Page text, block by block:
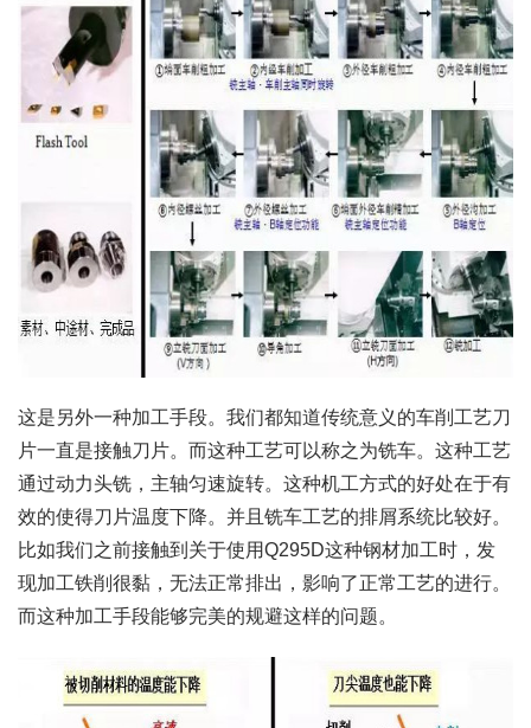
这是另外一种加工手段。我们都知道传统意义的车削工艺刀
片一直是接触刀片。而这种工艺可以称之为铣车。这种工艺
通过动力头铣，主轴匀速旋转。这种机工方式的好处在于有
效的使得刀片温度下降。并且铣车工艺的排屑系统比较好。
比如我们之前接触到关于使用Q295D这种钢材加工时，发
现加工铁削很黏，无法正常排出，影响了正常工艺的进行。
而这种加工手段能够完美的规避这样的问题。